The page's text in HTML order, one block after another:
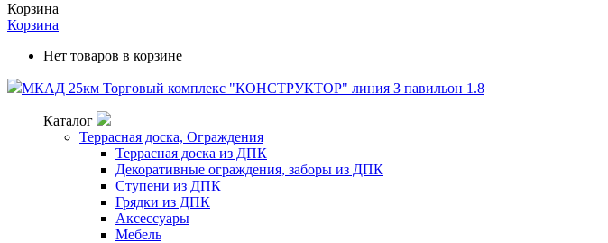
Корзина
Корзина
Нет товаров в корзине
МКАД 25км Торговый комплекс "КОНСТРУКТОР" линия З павильон 1.8
Каталог
Террасная доска, Ограждения
Террасная доска из ДПК
Декоративные ограждения, заборы из ДПК
Ступени из ДПК
Грядки из ДПК
Аксессуары
Мебель